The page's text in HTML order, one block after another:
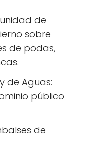
de
sobre
de podas,
de Aguas:
público
de